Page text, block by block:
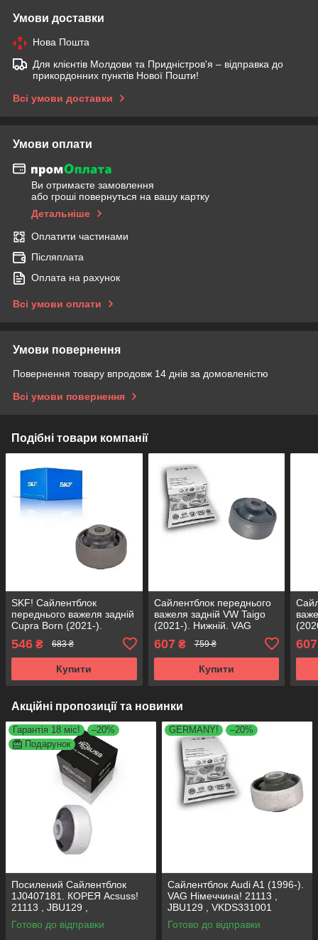
Умови доставки
Нова Пошта
Для клієнтів Молдови та Придністров'я – відправка до
прикордонних пунктів Нової Пошти!
Всі умови доставки
Умови оплати
Ви отримаєте замовлення
або гроші повернуться на вашу картку
Детальніше
Оплатити частинами
Післяплата
Оплата на рахунок
Всі умови оплати
Умови повернення
Повернення товару впродовж 14 днів за домовленістю
Всі умови повернення
Подібні товари компанії
SKF! Сайлентблок
переднього важеля задній
Cupra Born (2021-).
Нижній. Німеччина! 38379
, FE38403 , VKDS331041
546 ₴ 683 ₴
Купити
Сайлентблок переднього
важеля задній VW Taigo
(2021-). Нижній. VAG
FE38403 , VKDS331041
607₴ 759 ₴
Купити
607
Акційні пропозиції та новинки
Гарантія 18 міс!
–20%
Подарунок
Посилений Сайлентблок
1J0407181. КОРЕЯ Acsuss!
21113 , JBU129 ,
VKDS331001
Готово до відправки
GERMANY! –20%
Сайлентблок Audi A1 (1996-).
VAG Німеччина! 21113 ,
JBU129 , VKDS331001
Готово до відправки